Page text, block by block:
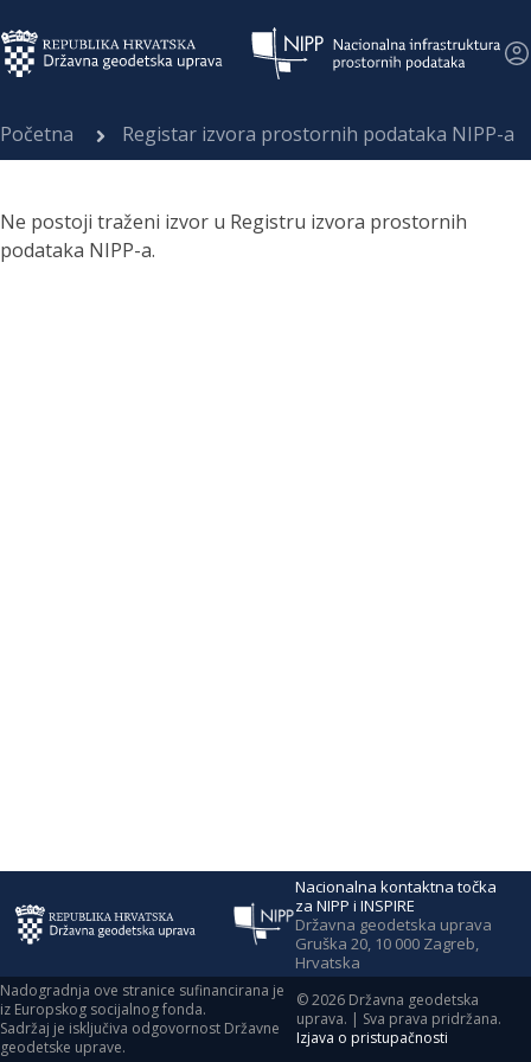
Početna Registar izvora prostornih podataka NIPP-a
Ne postoji traženi izvor u Registru izvora prostornih
podataka NIPP-a.
Nacionalna kontaktna točka
za NIPP i INSPIRE
Državna geodetska uprava
Gruška 20, 10 000 Zagreb,
Hrvatska
Nadogradnja ove stranice sufinancirana je
iz Europskog socijalnog fonda.
Sadržaj je isključiva odgovornost Državne
geodetske uprave.
©2026 Državna geodetska
uprava. | Sva prava pridržana.
Izjava o pristupačnosti